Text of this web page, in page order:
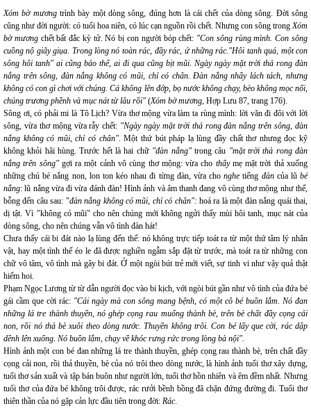
Xóm bờ mươngtrình bày một dòng sông, đúng hơn là cái chết của dòng sông. Đời sông
cũng như đời người: có tuổi hoa niên, có lúc cạn nguồn rồi chết. Nhưng con sông trongXóm
bờ mươngchết bất đắc kỳ tử. Nó bị con người bóp chết: "Con sông rùng mình. Con sông
cuồng nộ giãy giụa. Trong lòng nó toàn rác, đầy rác, ứ những rác."Hôi tanh quá, một con
sông hôi tanh" ai cũng bảo thế, ai đi qua cũng bịt mũi. Ngày ngày mặt trời thả rong đàn
nắng trên sông, đàn nắng không có mũi, chỉ có chân. Đàn nắng nhẩy lách tách, nhưng
không có con gì chơi với chúng. Cá không lên đớp, bọ nước không chạy, bèo không mọc nổi,
chúng trương phềnh và mục nát từ lâu rồi" (Xóm bờ mương, Hợp Lưu 87, trang 176).
Sông ơi, có phải mi là Tô Lịch? Vừa thơ mộng vừa làm ta rùng mình: lời văn đi đôi với lời
sông, vừa thơ mộng vừa rẫy chết: "Ngày ngày mặt trời thả rong đàn nắng trên sông, đàn
nắng không có mũi, chỉ có chân".Một thứ bút pháp lạ lùng đầy chất thơ nhưng đọc kỹ
không khỏi hãi hùng. Trước hết là hai chữ "đàn nắng"trong câu "mặt trời thả rong đàn
nắng trên sông"gợi ra một cảnh vô cùng thơ mộng: vừa cho thấymẹ mặt trời thả xuống
những chú bé nắng non, lon ton kéo nhau đi từng đàn, vừa chonghe tiếng đàn của lũbé
nắng: lũ nắng vừa đi vừa đánh đàn! Hình ảnh và âm thanh đang vô cùng thơ mộng như thế,
bỗng đến câu sau: "đàn nắng không có mũi, chỉ có chân":hoá ra là một đàn nắng quái thai,
dị tật. Vì "không có mũi" cho nên chúng mới không ngửi thấy mùi hôi tanh, mục nát của
dòng sông, cho nên chúng vẫn vô tình đàn hát!
Chưa thấy cái bi đát nào lạ lùng đến thế: nó không trực tiếp toát ra từ một thứ tâm lý nhân
vật, hay một tình thế éo le đã được nghiền ngẫm sắp đặt từ trước, mà toát ra từ những con
chữ vô tâm, vô tình mà gây bi đát. Ở một ngòi bút trẻ mới viết, sự tinh vi như vậy quả thật
hiếm hoi.
Phạm Ngọc Lương từ từ dẫn người đọc vào bi kịch, với ngòi bút gần như vô tình của đứa bé
gái cầm que cời rác: "Cái ngày mà con sông mang bệnh, có một cô bé buồn lắm. Nó đan
những lá tre thành thuyền, nó ghép cọng rau muống thành bè, trên bè chất đầy cọng cải
non, rồi nó thả bè xuôi theo dòng nước. Thuyền không trôi. Con bé lấy que cời, rác dập
dềnh lên xuống. Nó buồn lắm, chạy về khóc rưng rức trong lòng bà nội".
Hình ảnh một con bé đan những lá tre thành thuyền, ghép cọng rau thành bè, trên chất đầy
cọng cải non, rồi thả thuyền, bè của nó trôi theo dòng nước, là hình ảnh tuổi thơ xây dựng,
tuổi thơ sản xuất và tập bán buôn như người lớn, tuổi thơ hồn nhiên và êm đềm nhất. Nhưng
tuổi thơ của đứa bé không trôi được, rác rưởi bềnh bồng đã chặn đứng đường đi. Tuổi thơ
thiên thần của nó gặp cản lực đầu tiên trong đời: Rác.